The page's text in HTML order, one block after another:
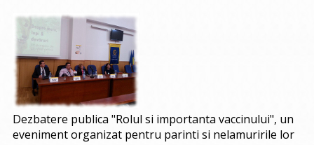
Dezbatere publica "Rolul si importanta vaccinului", un
eveniment organizat pentru parinti si nelamuririle lor